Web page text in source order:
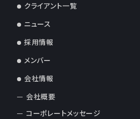
クライアント一覧
ニュース
採用情報
メンバー
会社情報
会社概要
コーポレートメッセージ